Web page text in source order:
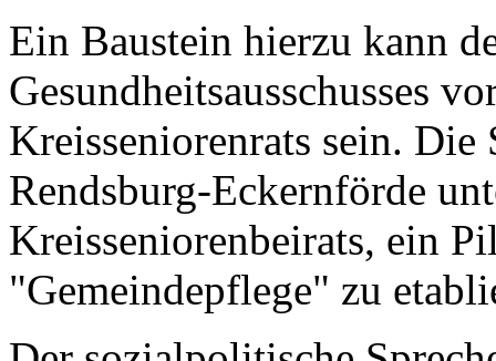
Ein Baustein hierzu kann
Gesundheitsausschusses
Kreisseniorenrats sein.
Rendsburg-Eckernförde
Kreisseniorenbeirats, ein
"Gemeindepflege" zu